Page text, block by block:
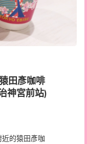
田彥咖啡
神宮前站)
的猿田彥咖